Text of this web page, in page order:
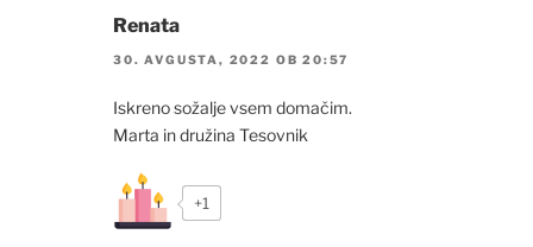
Renata
30. AVGUSTA, 2022 OB 20:57
Iskreno sožalje vsem domačim.
Marta in družina Tesovnik
+1